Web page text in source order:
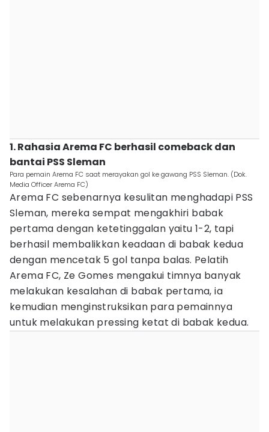
1. Rahasia Arema FC berhasil comeback dan
bantai PSS Sleman
Para pemain Arema FC saat merayakan gol ke gawang PSS Sleman. (Dok.
Media Officer Arema FC)
Arema FC sebenarnya kesulitan menghadapi PSS
Sleman, mereka sempat mengakhiri babak
pertama dengan ketetinggalan yaitu 1-2, tapi
berhasil membalikkan keadaan di babak kedua
dengan mencetak 5 gol tanpa balas. Pelatih
Arema FC, Ze Gomes mengakui timnya banyak
melakukan kesalahan di babak pertama, ia
kemudian menginstruksikan para pemainnya
untuk melakukan pressing ketat di babak kedua.